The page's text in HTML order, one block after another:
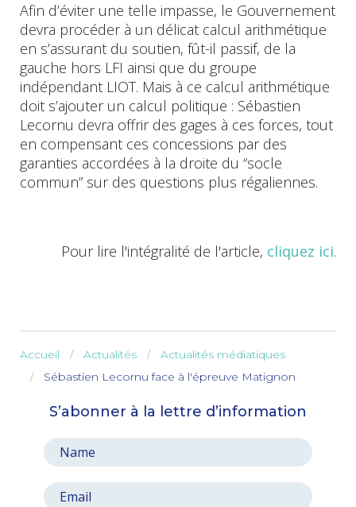
Afin d’éviter une telle impasse, le Gouvernement
devra procéder à un délicat calcul arithmétique
en s’assurant du soutien, fût-il passif, de la
gauche hors LFI ainsi que du groupe
indépendant LIOT. Mais à ce calcul arithmétique
doit s’ajouter un calcul politique : Sébastien
Lecornu devra offrir des gages à ces forces, tout
en compensant ces concessions par des
garanties accordées à la droite du “socle
commun” sur des questions plus régaliennes.
Pour lire l'intégralité de l'article, cliquez ici.
Accueil Actualités
Actualités médiatiques
Sébastien Lecornu face à l'épreuve Matignon
S’abonner à la lettre d’information